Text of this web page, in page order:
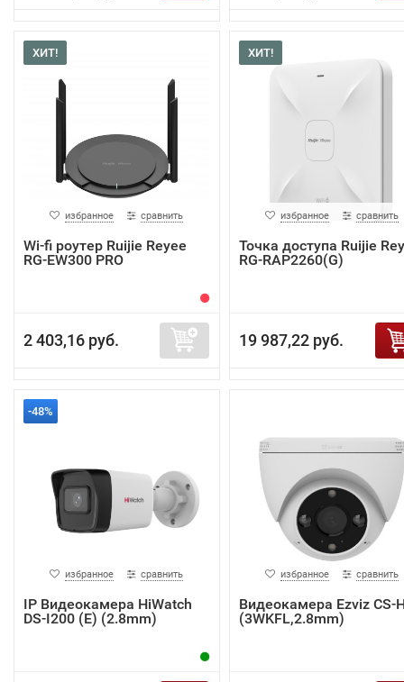
ХИТ!
избранное сравнить
Wi-fi роутер Ruijie Reyee
RG-EW300 PRO
2 403,16 руб.
ХИТ!
избранное сравнить
Точка доступа Ruijie
RG-RAP2260(G)
19 987,22 руб.
-48%
избранное сравнить
IP Видеокамера HiWatch
DS-I200 (E) (2.8mm)
избранное сравнить
Видеокамера Ezviz CS-
(3WKFL,2.8mm)